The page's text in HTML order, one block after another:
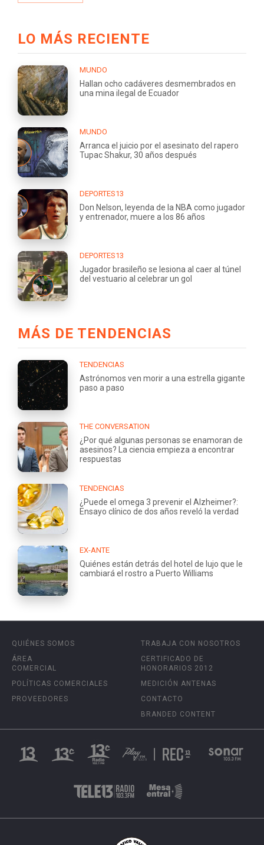
LO MÁS RECIENTE
MUNDO
Hallan ocho cadáveres desmembrados en
una mina ilegal de Ecuador
MUNDO
Arranca el juicio por el asesinato del rapero
Tupac Shakur, 30 años después
DEPORTES13
Don Nelson, leyenda de la NBA como jugador
y entrenador, muere a los 86 años
DEPORTES13
Jugador brasileño se lesiona al caer al túnel
del vestuario al celebrar un gol
MÁS DE TENDENCIAS
TENDENCIAS
Astrónomos ven morir a una estrella gigante
paso a paso
THE CONVERSATION
¿Por qué algunas personas se enamoran de
asesinos? La ciencia empieza a encontrar
respuestas
TENDENCIAS
¿Puede el omega 3 prevenir el Alzheimer?:
Ensayo clínico de dos años reveló la verdad
EX-ANTE
Quiénes están detrás del hotel de lujo que le
cambiará el rostro a Puerto Williams
QUIÉNES SOMOS
ÁREA
COMERCIAL
POLÍTICAS COMERCIALES
PROVEEDORES
TRABAJA CON NOSOTROS
CERTIFICADO DE
HONORARIOS 2012
MEDICIÓN ANTENAS
CONTACTO
BRANDED CONTENT